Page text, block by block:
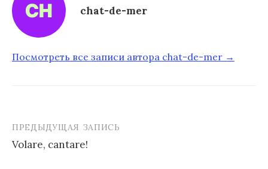
chat-de-mer
Посмотреть все записи автора chat-de-mer →
ПРЕДЫДУЩАЯ ЗАПИСЬ
Volare, cantare!